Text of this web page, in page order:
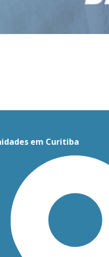
em Curitiba